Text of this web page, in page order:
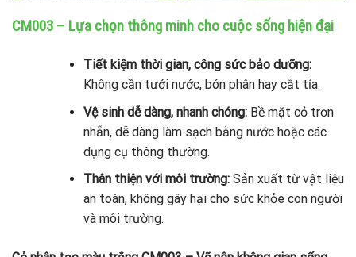
CM003 – Lựa chọn thông minh cho cuộc sống hiện đại
Tiết kiệm thời gian, công sức bảo dưỡng:
Không cần tưới nước, bón phân hay cắt tỉa.
Vệ sinh dễ dàng, nhanh chóng:Bề mặt cỏ trơn
nhẵn, dễ dàng làm sạch bằng nước hoặc các
dụng cụ thông thường.
Thân thiện với môi trường:Sản xuất từ vật liệu
an toàn, không gây hại cho sức khỏe con người
và môi trường.